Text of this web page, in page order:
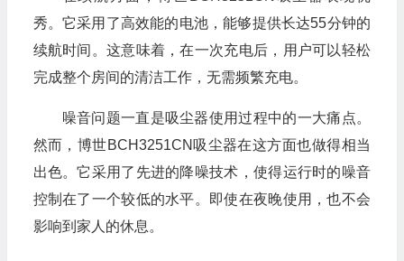
秀。它采用了高效能的电池，能够提供长达55分钟的
续航时间。这意味着，在一次充电后，用户可以轻松
完成整个房间的清洁工作，无需频繁充电。
噪音问题一直是吸尘器使用过程中的一大痛点。
然而，博世BCH3251CN吸尘器在这方面也做得相当
出色。它采用了先进的降噪技术，使得运行时的噪音
控制在了一个较低的水平。即使在夜晚使用，也不会
影响到家人的休息。